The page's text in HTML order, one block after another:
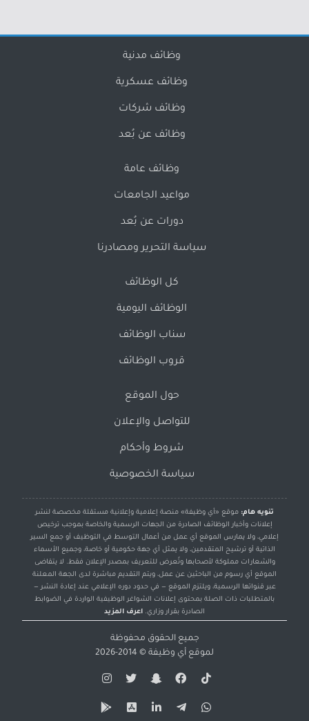
وظائف مدنية
وظائف عسكرية
وظائف شركات
وظائف عن بُعد
وظائف عامة
مواعيد الجامعات
دورات عن بُعد
سياسة التحرير ومصادرنا
كل الوظائف
الوظائف اليومية
سناب الوظائف
قروب الوظائف
حول الموقع
للتواصل والإعلان
شروط وأحكام
سياسة الخصوصية
تنويه هام: موقع «أي وظيفة» منصة إعلامية وإعلانية مستقلة مخصصة لنشر
إعلانات وأخبار الوظائف الصادرة من الجهات الرسمية والخاصة بموجب ترخيص
إعلامي، ولا يمارس الموقع أي عمل من أعمال التوسط في التوظيف أو جمع السير
الذاتية أو ترشيح المتقدمين، ولا يمثل أي جهة حكومية أو خاصة، وجميع الأسماء
والشعارات مملوكة لأصحابها وتُعرض للتعريف بمصدر الإعلان فقط. لا يتقاضى
الموقع أي رسوم من الباحثين عن عمل، ويتم التقديم مباشرة لدى الجهة المعلنة
عبر قنواتها الرسمية، ويلتزم الموقع — في حدود دوره الإعلامي عند إعادة النشر —
بالمتطلبات ذات الصلة بمحتوى إعلانات الشواغر الوظيفية الواردة في الضوابط
الصادرة بقرار وزاري. اعرف المزيد
جميع الحقوق محفوظة
لموقع أي وظيفة © 2014-2026